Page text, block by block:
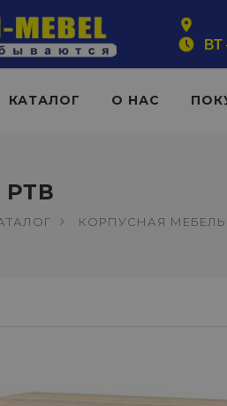
ВТ
КАТАЛОГ О НАС
РТВ
КОРПУСНАЯ МЕБЕЛЬ